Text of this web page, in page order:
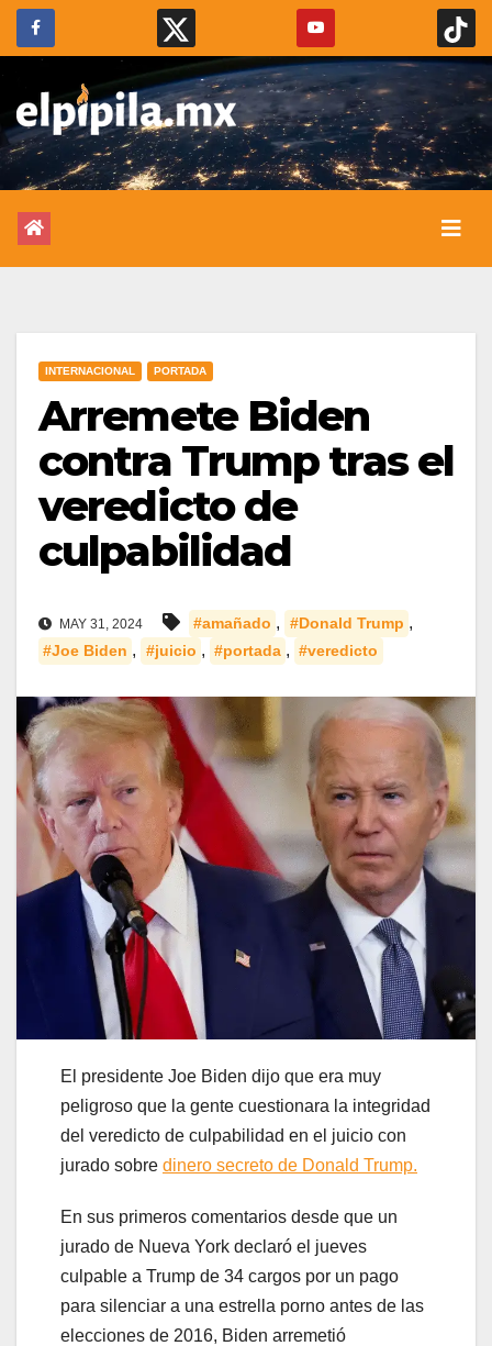
INTERNACIONAL PORTADA
Arremete Biden
contra Trump tras el
veredicto de
culpabilidad
MAY 31, 2024 #amañado , #Donald Trump ,
#Joe Biden , #juicio , #portada , #veredicto
El presidente Joe Biden dijo que era muy
peligroso que la gente cuestionara la integridad
del veredicto de culpabilidad en el juicio con
jurado sobre dinero secreto de Donald Trump.
En sus primeros comentarios desde que un
jurado de Nueva York declaró el jueves
culpable a Trump de 34 cargos por un pago
para silenciar a una estrella porno antes de las
elecciones de 2016, Biden arremetió